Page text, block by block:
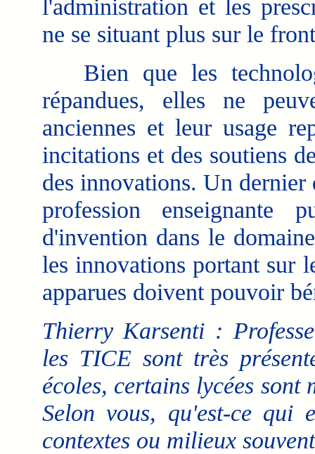
l'administration et les
ne se situant plus sur le
Bien que les
répandues, elles ne
anciennes et leur usage
incitations et des soutiens
des innovations. Un
profession enseignante
d'invention dans le
les innovations portant sur
apparues doivent pouvoir
Thierry Karsenti :
les TICE sont très
écoles, certains lycées
Selon vous, qu'est-ce qui
contextes ou milieux